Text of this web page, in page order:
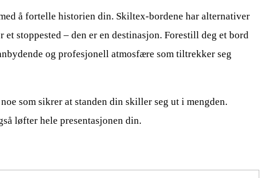
å fortelle historien din. Skiltex-bordene har alternativer
stoppested – den er en destinasjon. Forestill deg et bord
og profesjonell atmosfære som tiltrekker seg
som sikrer at standen din skiller seg ut i mengden.
løfter hele presentasjonen din.